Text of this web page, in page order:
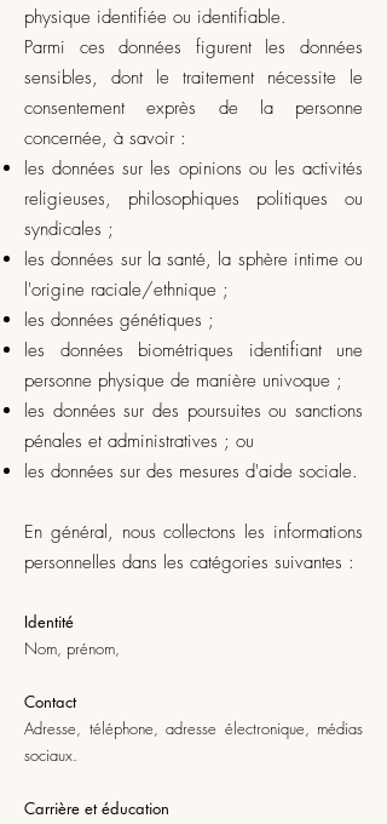
physique identifiée ou identifiable.
Parmi ces données figurent les données
sensibles, dont le traitement nécessite le
consentement exprès de la personne
concernée, à savoir :
les données sur les opinions ou les activités
religieuses, philosophiques politiques ou
syndicales ;
les données sur la santé, la sphère intime ou
l'origine raciale/ethnique ;
les données génétiques ;
les données biométriques identifiant une
personne physique de manière univoque ;
les données sur des poursuites ou sanctions
pénales et administratives ; ou
les données sur des mesures d'aide sociale.
En général, nous collectons les informations
personnelles dans les catégories suivantes :
Identité
Nom, prénom,
Contact
Adresse, téléphone, adresse électronique, médias
sociaux.
Carrière et éducation